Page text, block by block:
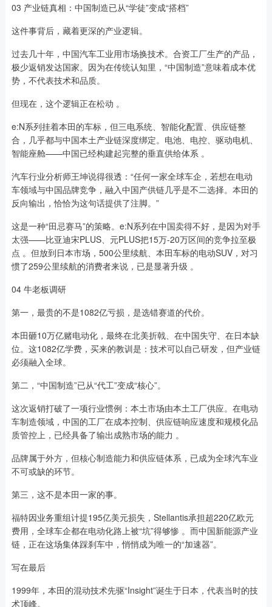
03 产业链真相：中国制造已从“学徒”变成“搭档”
这件事背后，藏着更深的产业逻辑。
过去几十年，中国汽车工业用市场换技术。合资工厂生产的产品，
极少返销发达国家。因为在传统认知里，“中国制造”意味着成本优
势，不代表技术和品质。
但现在，这个逻辑正在松动 。
e:N系列挂着本田的车标，但三电系统、智能化配置、供应链整
合，几乎都与中国本土产业链深度绑定。电池、电控、驱动电机、
智能座舱——中国已经构建起完整的垂直供给体系 。
汽车行业分析师王坤说得很透：“任何一家全球车企，若想在电动
车领域与中国品牌竞争，融入中国产供链几乎是不二选择。本田的
反向输出，恰恰为这句话提供了注脚。”
这是一种“田忌赛马”的策略。e:N系列在中国卖得不好，是因为对手
太强——比亚迪宋PLUS、元PLUS把15万-20万区间的竞争拉至极
点 。但放到日本市场，500公里续航、本田车标的电动SUV，对习
惯了259公里续航的消费者来说，已是显著升级 。
04 牛老板调研
第一，最贵的不是1082亿亏损，是选错赛道的代价。
本田砸10万亿赌电动化，最终在北美折戟、在中国失守、在日本缺
位。这1082亿学费，买来的教训是：技术可以自己研发，但产业链
必须融入全球。
第二，“中国制造”已从“代工”变成“核心”。
这次返销打破了一项行业惯例：本土市场由本土工厂供应。在电动
车制造领域，中国的工厂在成本控制、供应链响应速度和规模化品
质管控上，已经具备了输出成熟市场的能力 。
品牌属于外方，但核心制造能力和供应链体系，已成为全球汽车业
不可或缺的环节。
第三，这不是本田一家的事。
福特因业务重组计提195亿美元损失，Stellantis承担超220亿欧元
费用，全球车企都在电动化路上被“坑”得够惨 。而中国新能源产业
链，正在这场集体踩刹车中，悄悄成为唯一的“加速器”。
写在最后
1999年，本田的混动技术先驱“Insight”诞生于日本，代表当时的技
术顶峰。